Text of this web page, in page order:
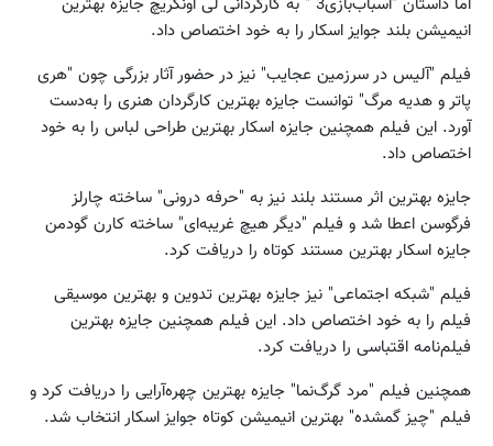
انیمیشن بلند جوایز اسکار را به خود اختصاص داد.
فیلم "آلیس در سرزمین عجایب" نیز در حضور آثار بزرگی چون "هری‌
پاتر و هدیه مرگ" توانست جایزه بهترین کارگردان هنری را به‌دست
آورد. این فیلم همچنین جایزه اسکار بهترین طراحی لباس را به خود
اختصاص داد.
جایزه بهترین اثر مستند بلند نیز به "حرفه‌ درونی" ساخته چارلز
فرگوسن اعطا شد و فیلم "دیگر هیچ غریبه‌ای" ساخته کارن گودمن
جایزه اسکار بهترین مستند کوتاه را دریافت کرد.
فیلم "شبکه اجتماعی" نیز جایزه بهترین تدوین و بهترین موسیقی
فیلم را به خود اختصاص داد. این فیلم همچنین جایزه بهترین
فیلم‌نامه اقتباسی را دریافت کرد.
همچنین فیلم "مرد گرگ‌نما" جایزه بهترین چهره‌آرایی را دریافت کرد و
فیلم "چیز گمشده" بهترین انیمیشن کوتاه جوایز اسکار انتخاب شد.